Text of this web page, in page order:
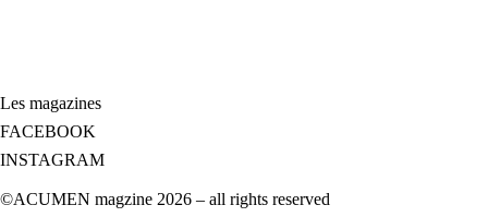
Les magazines
FACEBOOK
INSTAGRAM
©ACUMEN magzine 2026 – all rights reserved